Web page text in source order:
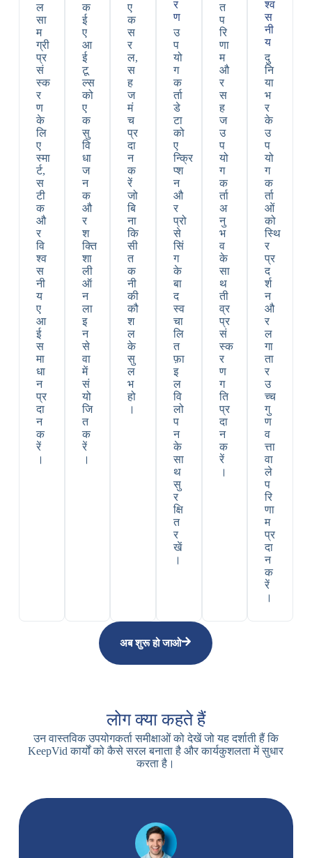
ल
सा
म
ग्री
प्र
सं
स्क
र
ण
के
लि
ए
स्मा
र्ट,
स
टी
क
औ
र
वि
श्व
स
नी
य
ए
आ
ई
स
मा
धा
न
प्र
दा
न
क
रें
।
क
ई
ए
आ
ई
टू
ल्स
को
ए
क
सु
वि
धा
ज
न
क
औ
र
श
क्ति
शा
ली
ऑ
न
ला
इ
न
से
वा
में
सं
यो
जि
त
क
रें
।
ए
क
स
र
ल,
स
ह
ज
मं
च
प्र
दा
न
क
रें
जो
बि
ना
कि
सी
त
क
नी
की
कौ
श
ल
के
सु
ल
भ
हो
।
र
ण
उ
प
यो
ग
क
र्ता
डे
टा
को
ए
न्क्रि
प्श
न
औ
र
प्रो
से
सिं
ग
के
बा
द
स्व
चा
लि
त
फ़ा
इ
ल
वि
लो
प
न
के
सा
थ
सु
र
क्षि
त
र
खें
।
त
प
रि
णा
म
औ
र
स
ह
ज
उ
प
यो
ग
क
र्ता
अ
नु
भ
व
के
सा
थ
ती
व्र
प्र
सं
स्क
र
ण
ग
ति
प्र
दा
न
क
रें
।
श्व
स
नी
य
दु
नि
या
भ
र
के
उ
प
यो
ग
क
र्ता
ओं
को
स्थि
र
प्र
द
र्श
न
औ
र
ल
गा
ता
र
उ
च्च
गु
ण
व
त्ता
वा
ले
प
रि
णा
म
प्र
दा
न
क
रें
।
अब शुरू हो जाओ
लोग क्या कहते हैं
उन वास्तविक उपयोगकर्ता समीक्षाओं को देखें जो यह दर्शाती हैं कि
KeepVid कार्यों को कैसे सरल बनाता है और कार्यकुशलता में सुधार
करता है।